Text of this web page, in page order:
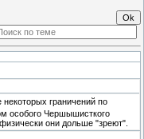
некоторых граничений по
особого Чершышисткого
они дольше "зреют".